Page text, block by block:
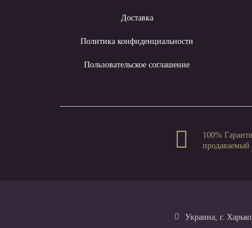
Доставка
Политика конфиденциальности
Пользовательское соглашение
100%
продаваемый
Украина, г.